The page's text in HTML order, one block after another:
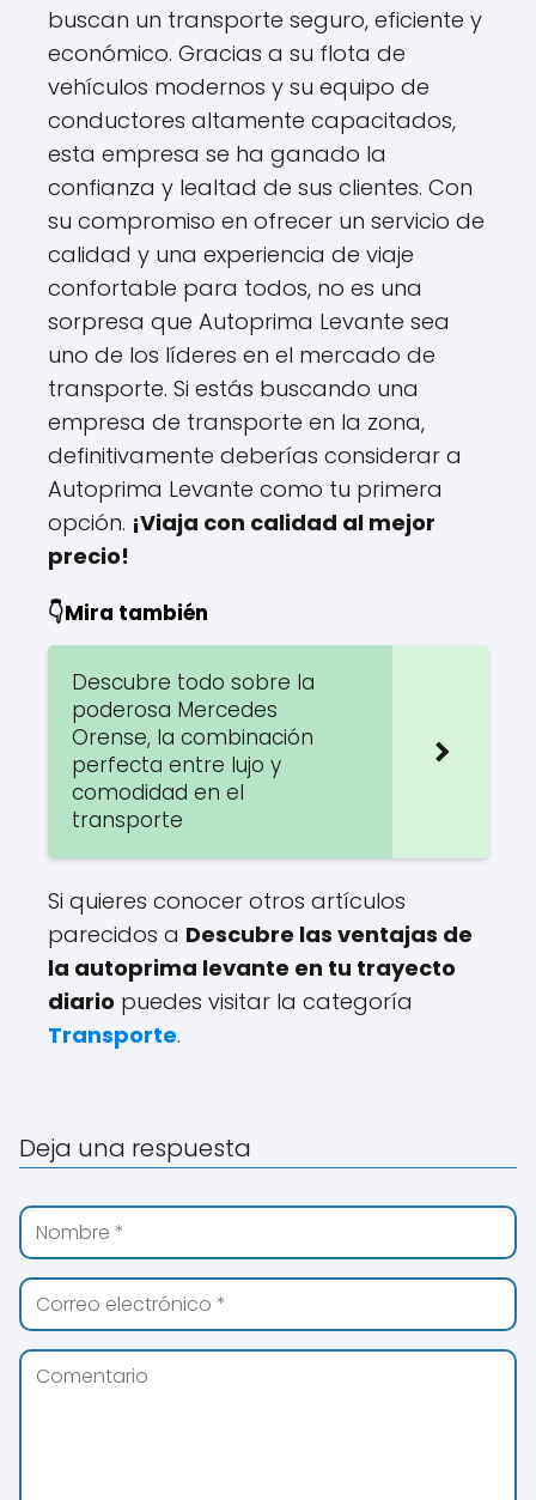
buscan un transporte seguro, eficiente y
económico. Gracias a su flota de
vehículos modernos y su equipo de
conductores altamente capacitados,
esta empresa se ha ganado la
confianza y lealtad de sus clientes. Con
su compromiso en ofrecer un servicio de
calidad y una experiencia de viaje
confortable para todos, no es una
sorpresa que Autoprima Levante sea
uno de los líderes en el mercado de
transporte. Si estás buscando una
empresa de transporte en la zona,
definitivamente deberías considerar a
Autoprima Levante como tu primera
opción. ¡Viaja con calidad al mejor
precio!
👇Mira también
Descubre todo sobre la
poderosa Mercedes
Orense, la combinación
perfecta entre lujo y
comodidad en el
transporte
Si quieres conocer otros artículos
parecidos a Descubre las ventajas de
la autoprima levante en tu trayecto
diario puedes visitar la categoría
Transporte.
Deja una respuesta